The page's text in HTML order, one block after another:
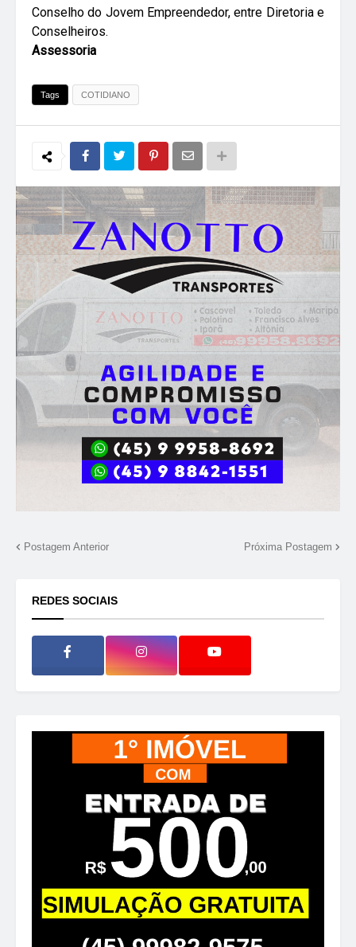
Conselho do Jovem Empreendedor, entre Diretoria e
Conselheiros.
Assessoria
Tags COTIDIANO
Postagem Anterior Próxima Postagem
REDES SOCIAIS